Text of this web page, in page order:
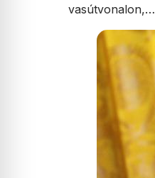
vasútvonalon,…